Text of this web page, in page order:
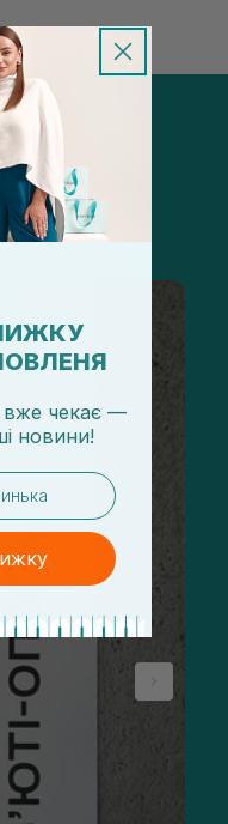
Instagram
вже чекає —
новини!